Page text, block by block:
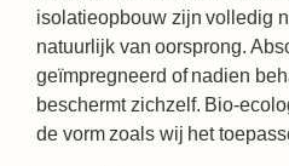
isolatieopbouw zijn volledig
natuurlijk van oorsprong.
geïmpregneerd of nadien
beschermt zichzelf. Bio-
de vorm zoals wij het